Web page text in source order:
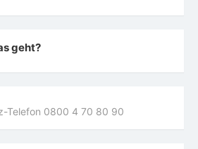
geht?
Telefon 0800 4 70 80 90